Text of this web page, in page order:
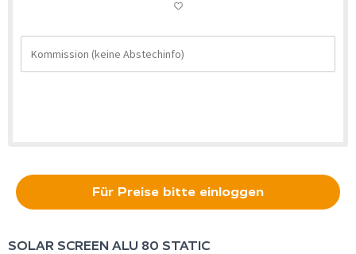
Für Preise bitte einloggen
SOLAR SCREEN ALU 80 STATIC